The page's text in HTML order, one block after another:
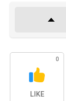
0
LIKE